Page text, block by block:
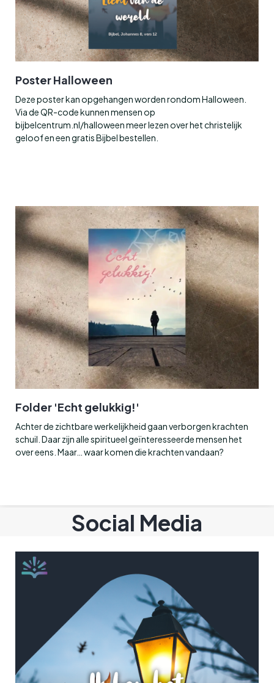
Poster Halloween
Deze poster kan opgehangen worden rondom Halloween.
Via de QR-code kunnen mensen op
bijbelcentrum.nl/halloween meer lezen over het christelijk
geloof en een gratis Bijbel bestellen.
Folder 'Echt gelukkig!'
Achter de zichtbare werkelijkheid gaan verborgen krachten
schuil. Daar zijn alle spiritueel geïnteresseerde mensen het
over eens. Maar… waar komen die krachten vandaan?
Social Media